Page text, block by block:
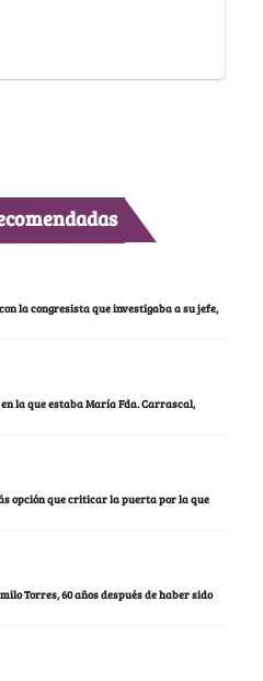
la congresista que investigaba a su jefe,
la que estaba María Fda. Carrascal,
opción que criticar la puerta por la que
Torres, 60 años después de haber sido